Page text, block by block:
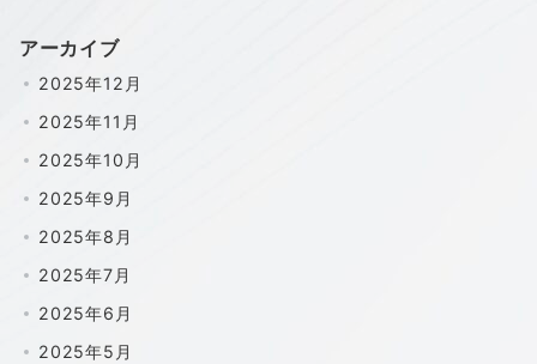
アーカイブ
2025年12月
2025年11月
2025年10月
2025年9月
2025年8月
2025年7月
2025年6月
2025年5月